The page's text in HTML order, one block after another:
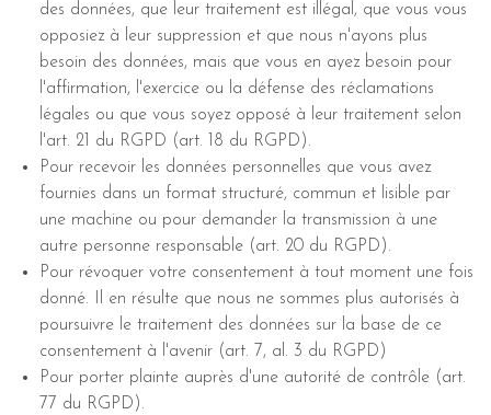
des données, que leur traitement est illégal, que vous vous
opposiez à leur suppression et que nous n'ayons plus
besoin des données, mais que vous en ayez besoin pour
l'affirmation, l'exercice ou la défense des réclamations
légales ou que vous soyez opposé à leur traitement selon
l'art. 21 du RGPD (art. 18 du RGPD).
Pour recevoir les données personnelles que vous avez
fournies dans un format structuré, commun et lisible par
une machine ou pour demander la transmission à une
autre personne responsable (art. 20 du RGPD).
Pour révoquer votre consentement à tout moment une fois
donné. Il en résulte que nous ne sommes plus autorisés à
poursuivre le traitement des données sur la base de ce
consentement à l'avenir (art. 7, al. 3 du RGPD)
Pour porter plainte auprès d'une autorité de contrôle (art.
77 du RGPD).